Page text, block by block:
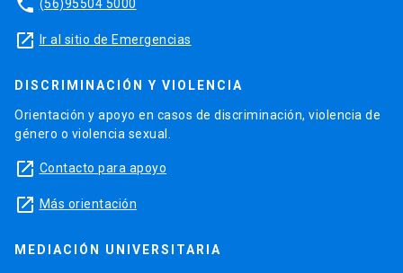
phone (56)95504 5000
launch Ir al sitio de Emergencias
DISCRIMINACIÓN Y VIOLENCIA
Orientación y apoyo en casos de discriminación, violencia de
género o violencia sexual.
launch Contacto para apoyo
launch Más orientación
MEDIACIÓN UNIVERSITARIA